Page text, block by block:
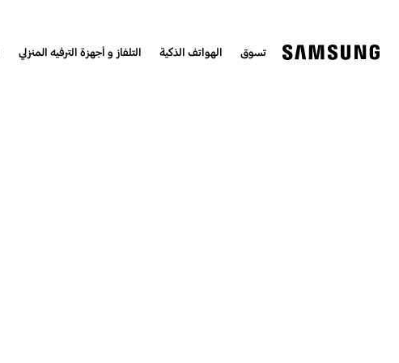
تسوق الهواتف الذكية التلفاز و أجهزة الترفيه المنزلي